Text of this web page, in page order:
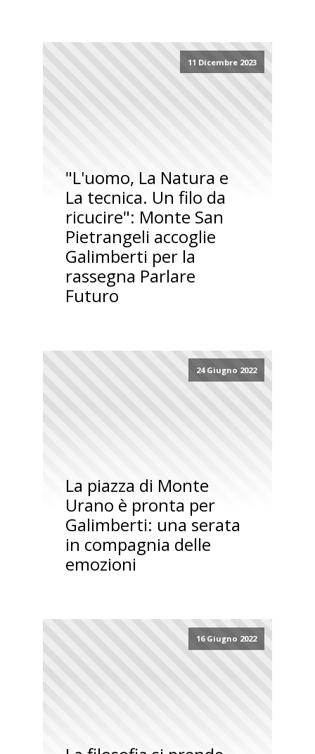
11 Dicembre 2023
"L'uomo, La Natura e
La tecnica. Un filo da
ricucire": Monte San
Pietrangeli accoglie
Galimberti per la
rassegna Parlare
Futuro
24 Giugno 2022
La piazza di Monte
Urano è pronta per
Galimberti: una serata
in compagnia delle
emozioni
16 Giugno 2022